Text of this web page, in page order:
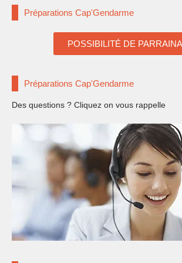
Préparations Cap'Gendarme
POSSIBILITÉ DE
Préparations Cap'Gendarme
Des questions ? Cliquez on vous rappelle